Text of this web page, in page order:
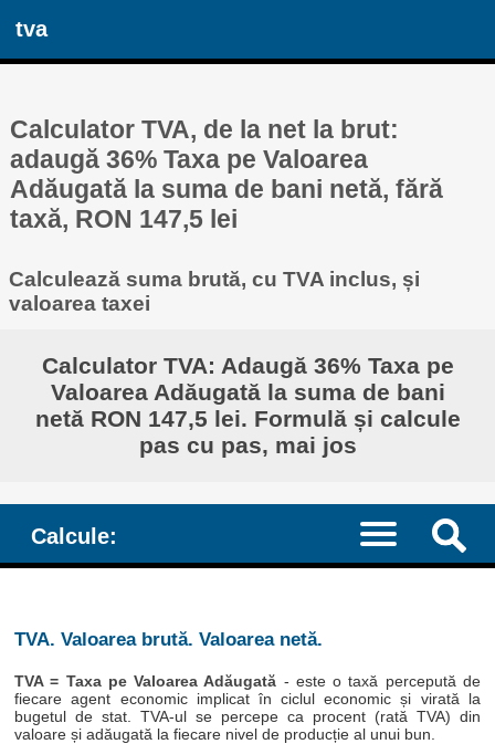
tva
Calculator TVA, de la net la brut:
adaugă 36% Taxa pe Valoarea
Adăugată la suma de bani netă, fără
taxă, RON 147,5 lei
Calculează suma brută, cu TVA inclus, și
valoarea taxei
Calculator TVA: Adaugă 36% Taxa pe
Valoarea Adăugată la suma de bani
netă RON 147,5 lei. Formulă și calcule
pas cu pas, mai jos
Calcule:
TVA. Valoarea brută. Valoarea netă.
TVA = Taxa pe Valoarea Adăugată - este o taxă percepută de
fiecare agent economic implicat în ciclul economic și virată la
bugetul de stat. TVA-ul se percepe ca procent (rată TVA) din
valoare și adăugată la fiecare nivel de producție al unui bun.